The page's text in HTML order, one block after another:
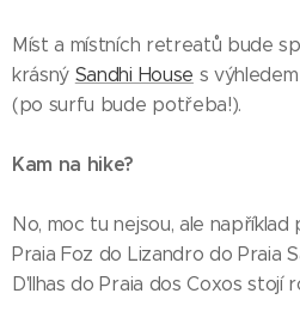
Míst a místních retreatů bude
krásný Sandhi House s
(po surfu bude potřeba!).
Kam na hike?
No, moc tu nejsou, ale
Praia Foz do Lizandro do Praia
D'Ilhas do Praia dos Coxos stojí